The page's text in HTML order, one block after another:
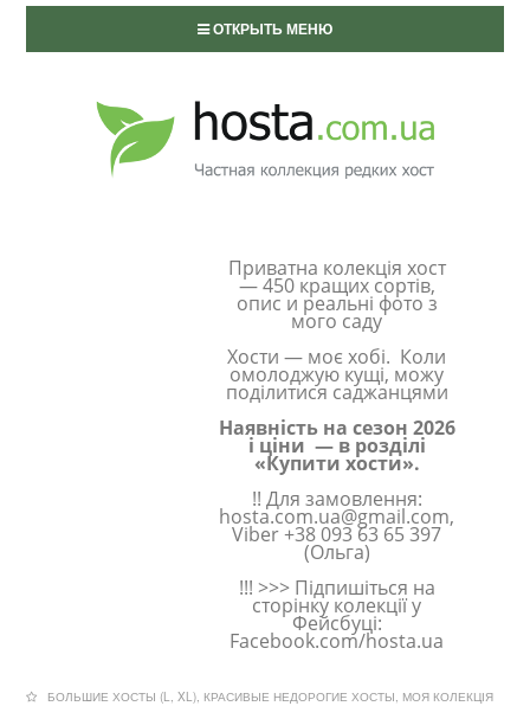
ОТКРЫТЬ МЕНЮ
Приватна колекція хост
— 450 кращих сортів,
опис и реальні фото з
мого саду
Хости — моє хобі. Коли
омолоджую кущі, можу
поділитися саджанцями
Наявність на сезон 2026
і ціни — в розділі
«Купити хости».
!! Для замовлення:
hosta.com.ua@gmail.com,
Viber +38 093 63 65 397
(Ольга)
!!! >>> Підпишіться на
сторінку колекції у
Фейсбуці:
Facebook.com/hosta.ua
БОЛЬШИЕ ХОСТЫ (L, XL), КРАСИВЫЕ НЕДОРОГИЕ ХОСТЫ, МОЯ КОЛЕКЦІЯ